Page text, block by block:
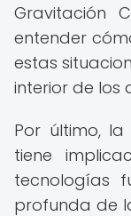
Gravitación
entender
estas
interior de los
Por último,
tiene
tecnologías
profunda de